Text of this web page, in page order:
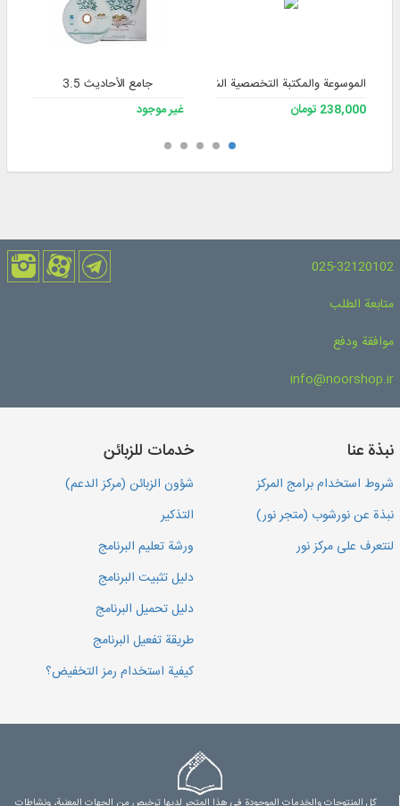
الموسوعة والمكتبة التخصصية الشاملة للفقه 3
238,000 تومان
جامع الأحاديث 3.5
غير موجود
025-32120102
متابعة الطلب
موافقة ودفع
info@noorshop.ir
نبذة عنا
شروط استخدام برامج المركز
نبذة عن نورشوب (متجر نور)
لنتعرف على مركز نور
خدمات للزبائن
شؤون الزبائن (مركز الدعم)
التذكير
ورشة تعليم البرنامج
دليل تثبيت البرنامج
دليل تحميل البرنامج
طريقة تفعيل البرنامج
كيفية استخدام رمز التخفيض؟